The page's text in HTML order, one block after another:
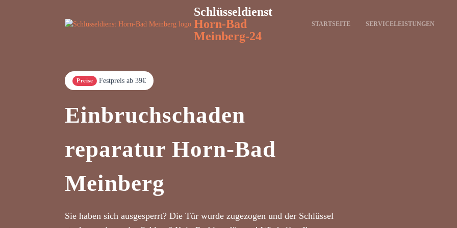
Schlüsseldienst
Horn-Bad
Meinberg-24
STARTSEITE SERVICELEISTUNGEN
Preise Festpreis ab 39€
Einbruchschaden
reparatur Horn-Bad
Meinberg
Sie haben sich ausgesperrt? Die Tür wurde zugezogen und der Schlüssel